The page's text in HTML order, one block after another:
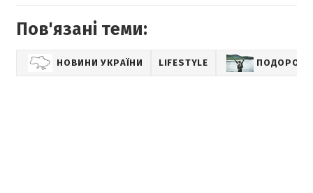
Пов'язані теми:
НОВИНИ УКРАЇНИ LIFESTYLE ПОДОРОЖІ